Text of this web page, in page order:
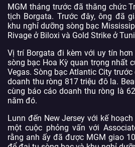
MGM tháng trước đã thăng chức
tịch Borgata. Trước đây, ông đã
khu nghỉ dưỡng sòng bạc
Rivage ở Biloxi và Gold Strike ở
Vị trí Borgata đi kèm với uy tín
sòng bạc Hoa Kỳ quan trọng nhất
Vegas. Sòng bạc Atlantic City
doanh thu ròng 817 triệu đô la.
cùng báo cáo doanh thu ròng là
năm đó.
Lunn đến New Jersey với kế
một cuộc phỏng vấn với
rằng anh ấy đã được MGM giao